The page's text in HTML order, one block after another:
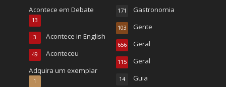
Acontece em Debate
13
Acontece in English
3
Aconteceu
49
Adquira um exemplar
1
Gastronomia
171
Gente
103
Geral
656
Geral
115
Guia
14